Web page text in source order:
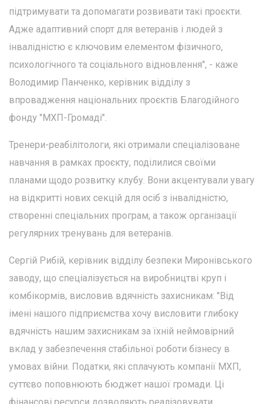
підтримувати та допомагати розвивати такі проєкти.
Адже адаптивний спорт для ветеранів і людей з
інвалідністю є ключовим елементом фізичного,
психологічного та соціального відновлення", - каже
Володимир Панченко, керівник відділу з
впровадження національних проєктів Благодійного
фонду "МХП-Громаді".
Тренери-реабілітологи, які отримали спеціалізоване
навчання в рамках проєкту, поділилися своїми
планами щодо розвитку клубу. Вони акцентували увагу
на відкритті нових секцій для осіб з інвалідністю,
створенні спеціальних програм, а також організації
регулярних тренувань для ветеранів.
Сергій Рибій, керівник відділу безпеки Миронівського
заводу, що спеціалізується на виробництві круп і
комбікормів, висловив вдячність захисникам: "Від
імені нашого підприємства хочу висловити глибоку
вдячність нашим захисникам за їхній неймовірний
вклад у забезпечення стабільної роботи бізнесу в
умовах війни. Податки, які сплачують компанії МХП,
суттєво поповнюють бюджет нашої громади. Ці
фінансові ресурси дозволяють реалізовувати